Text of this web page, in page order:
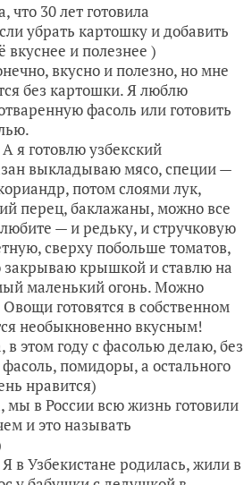
что 30 лет готовила
убрать картошку и добавить
вкуснее и полезнее )
вкусно и полезно, но мне
без картошки. Я люблю
фасоль или готовить
А я готовлю узбекский
выкладываю мясо, специи —
потом слоями лук,
перец, баклажаны, можно все
— и редьку, и стручковую
сверху побольше томатов,
закрываю крышкой и ставлю на
маленький огонь. Можно
Овощи готовятся в собственном
необыкновенно вкусным!
в этом году с фасолью делаю, без
помидоры, а остального
нравится)
мы в России всю жизнь готовили
и это называть
Я в Узбекистане родилась, жили в